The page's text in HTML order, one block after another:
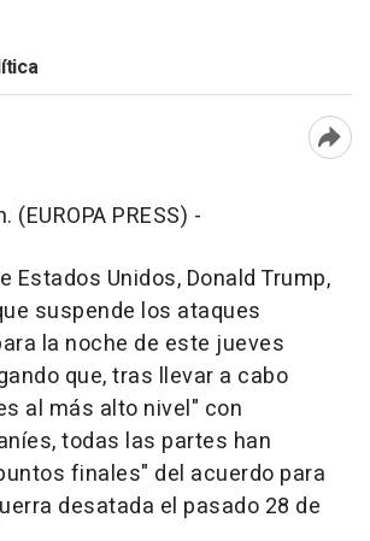
(EUROPA PRESS) -
Estados Unidos, Donald Trump,
suspende los ataques
la noche de este jueves
que, tras llevar a cabo
al más alto nivel" con
todas las partes han
finales" del acuerdo para
desatada el pasado 28 de